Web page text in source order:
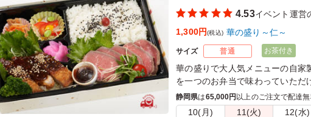
4.53イベント運営
1,300円(税込) 華の盛り～仁～
サイズ 普通 お茶付き
華の盛りで大人気メニューの自家
を一つのお弁当で味わっていた
こと間違いなし。
静岡県は65,000円 以上のご注文で配達
10(月) 11(火) 12(水)